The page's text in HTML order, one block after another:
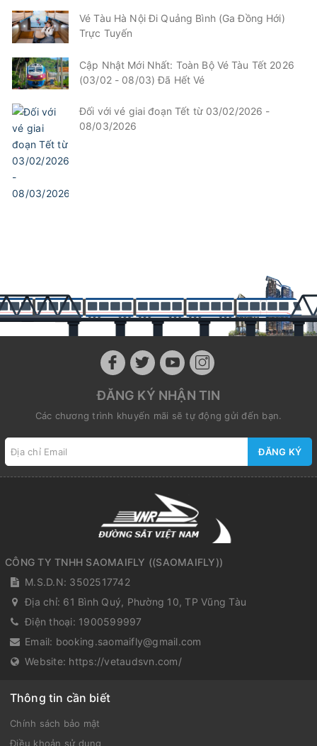
Vé Tàu Hà Nội Đi Quảng Bình (Ga Đồng Hới)
Trực Tuyến
Cập Nhật Mới Nhất: Toàn Bộ Vé Tàu Tết 2026
(03/02 - 08/03) Đã Hết Vé
Đối với vé giai đoạn Tết từ 03/02/2026 -
08/03/2026
ĐĂNG KÝ NHẬN TIN
Các chương trình khuyến mãi sẽ tự động gửi đến bạn.
ĐĂNG KÝ
CÔNG TY TNHH SAOMAIFLY ((SAOMAIFLY))
M.S.D.N: 3502517742
Địa chỉ: 61 Bình Quý, Phường 10, TP Vũng Tàu
Điện thoại: 1900599997
Email: booking.saomaifly@gmail.com
Website: https://vetaudsvn.com/
Thông tin cần biết
Chính sách bảo mật
Điều khoản sử dụng